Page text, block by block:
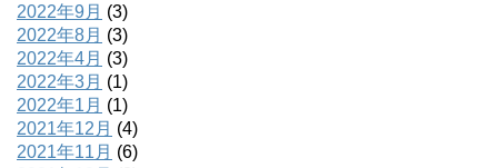
2022年9月 (3)
2022年8月 (3)
2022年4月 (3)
2022年3月 (1)
2022年1月 (1)
2021年12月 (4)
2021年11月 (6)